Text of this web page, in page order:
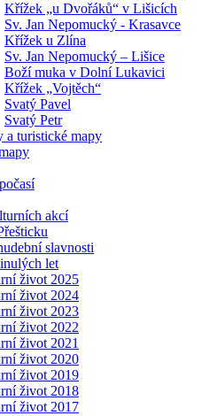
Křížek „u Dvořáků“ v Lišicích
Sv. Jan Nepomucký - Krasavce
Křížek u Zlína
Sv. Jan Nepomucký – Lišice
Boží muka v Dolní Lukavici
Křížek „Vojtěch“
Svatý Pavel
Svatý Petr
a turistické mapy
akcí
slavnosti
let
život 2025
život 2024
život 2023
život 2022
život 2021
život 2020
život 2019
život 2018
život 2017